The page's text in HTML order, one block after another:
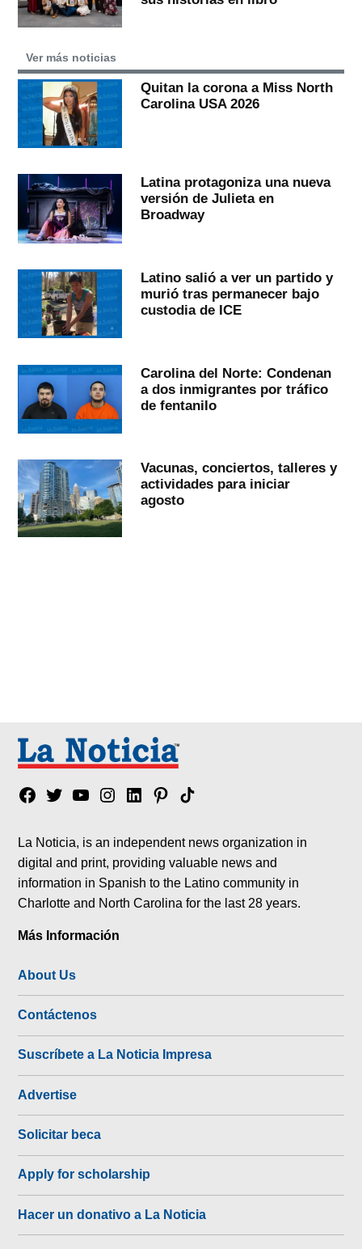
Ver más noticias
Quitan la corona a Miss North
Carolina USA 2026
Latina protagoniza una nueva
versión de Julieta en
Broadway
Latino salió a ver un partido y
murió tras permanecer bajo
custodia de ICE
Carolina del Norte: Condenan
a dos inmigrantes por tráfico
de fentanilo
Vacunas, conciertos, talleres y
actividades para iniciar
agosto
Facebook
TwitterYouTubeInstagram
LinkedinPinterest
Tik
La Noticia, is an independent news organization in
digital and print, providing valuable news and
information in Spanish to the Latino community in
Charlotte and North Carolina for the last 28 years.
Más Información
About Us
Contáctenos
Suscríbete a La Noticia Impresa
Advertise
Solicitar beca
Apply for scholarship
Hacer un donativo a La Noticia